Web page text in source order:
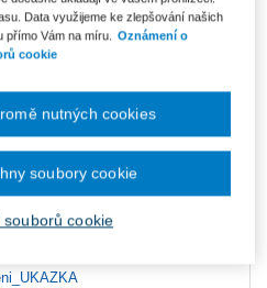
DMOC 1 608 Kč
dnů
daňové doklady. Budou vám
Vložit do košíku
Data využijeme ke zlepšování našich
přímo Vám na míru. Oznámení o
cookie
souborů cookie
nutných cookies
soubory cookie